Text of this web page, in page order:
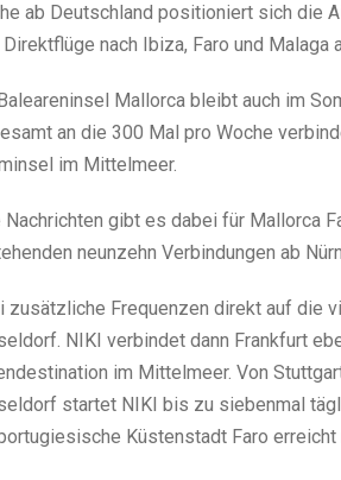
ab Deutschland positioniert sich die
nach Ibiza, Faro und Malaga
Mallorca bleibt auch im
an die 300 Mal pro Woche
im Mittelmeer.
Nachrichten gibt es dabei für Mallorca
neunzehn Verbindungen ab
zusätzliche Frequenzen direkt auf die
NIKI verbindet dann Frankfurt
im Mittelmeer. Von
startet NIKI bis zu siebenmal
Küstenstadt Faro